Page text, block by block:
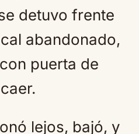
detuvo frente
abandonado,
puerta de
lejos, bajó, y